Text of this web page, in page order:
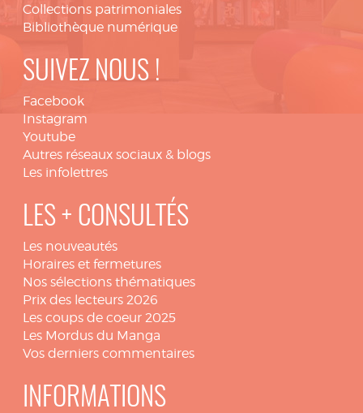
Collections patrimoniales
Bibliothèque numérique
SUIVEZ NOUS !
Facebook
Instagram
Youtube
Autres réseaux sociaux & blogs
Les infolettres
LES + CONSULTÉS
Les nouveautés
Horaires et fermetures
Nos sélections thématiques
Prix des lecteurs 2026
Les coups de coeur 2025
Les Mordus du Manga
Vos derniers commentaires
INFORMATIONS